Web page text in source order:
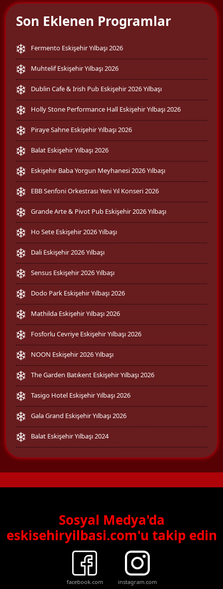
Son Eklenen Programlar
Fermento Eskişehir Yılbaşı 2026
Muhtelif Eskişehir Yılbaşı 2026
Dublin Cafe & Irish Pub Eskişehir 2026 Yılbaşı
Holly Stone Performance Hall Eskişehir Yılbaşı 2026
Piraye Sahne Eskişehir Yılbaşı 2026
Balat Eskişehir Yılbaşı 2026
Eskişehir Baba Yorgun Meyhanesi 2026 Yılbaşı
EBB Senfoni Orkestrası Yeni Yıl Konseri 2026
Grande Arte & Pivot Pub Eskişehir 2026 Yılbaşı
Ho Sete Eskişehir 2026 Yılbaşı
Dali Eskişehir 2026 Yılbaşı
Sensus Eskişehir 2026 Yılbaşı
Dodo Park Eskişehir Yılbaşı 2026
Mathilda Eskişehir Yılbaşı 2026
Fosforlu Cevriye Eskişehir Yılbaşı 2026
NOON Eskişehir 2026 Yılbaşı
The Garden Batıkent Eskişehir Yılbaşı 2026
Tasigo Hotel Eskişehir Yılbaşı 2026
Gala Grand Eskişehir Yılbaşı 2026
Balat Eskişehir Yılbaşı 2024
Sosyal Medya'da
eskisehiryilbasi.com'u takip edin
facebook.com instagram.com